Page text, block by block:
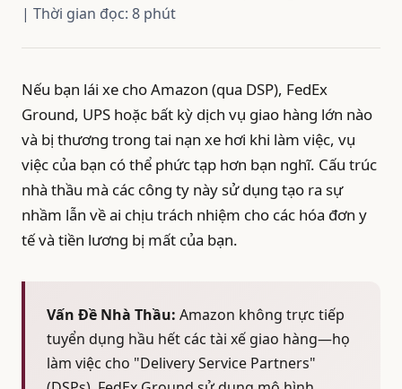
| Thời gian đọc: 8 phút
Nếu bạn lái xe cho Amazon (qua DSP), FedEx
Ground, UPS hoặc bất kỳ dịch vụ giao hàng lớn nào
và bị thương trong tai nạn xe hơi khi làm việc, vụ
việc của bạn có thể phức tạp hơn bạn nghĩ. Cấu trúc
nhà thầu mà các công ty này sử dụng tạo ra sự
nhầm lẫn về ai chịu trách nhiệm cho các hóa đơn y
tế và tiền lương bị mất của bạn.
Vấn Đề Nhà Thầu: Amazon không trực tiếp
tuyển dụng hầu hết các tài xế giao hàng—họ
làm việc cho "Delivery Service Partners"